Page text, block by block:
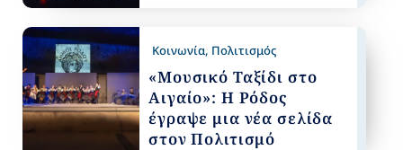
Κοινωνία, Πολιτισμός
«Μουσικό Ταξίδι στο
Αιγαίο»: Η Ρόδος
έγραψε μια νέα σελίδα
στον Πολιτισμό